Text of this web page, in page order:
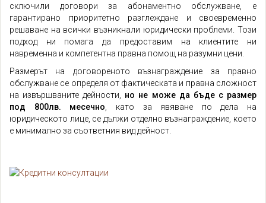
сключили договори за абонаментно обслужване, е
гарантирано приоритетно разглеждане и своевременно
решаване на всички възникнали юридически проблеми. Този
подход ни помага да предоставим на клиентите ни
навременна и компетентна правна помощ на разумни цени.
Размерът на договореното възнаграждение за правно
обслужване се определя от фактическата и правна сложност
на извършваните дейности, но не може да бъде с размер
под 800лв. месечно , като за явяване по дела на
юридическото лице, се дължи отделно възнаграждение, което
е минимално за съответния вид дейност.